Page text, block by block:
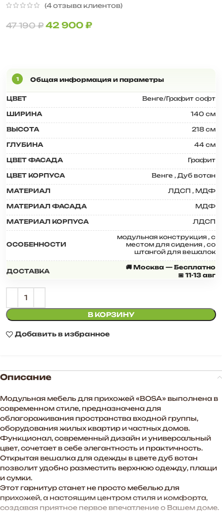
(4отзыва клиентов)
47 190₽ 42 900₽
ЦВЕТ Венге/Графит софт
ШИРИНА 140 см
ВЫСОТА 218 см
ГЛУБИНА 44 см
ЦВЕТ ФАСАДА Графит
ЦВЕТ КОРПУСА Венге , Дуб вотан
МАТЕРИАЛ ЛДСП , МДФ
МАТЕРИАЛ ФАСАДА МДФ
МАТЕРИАЛ КОРПУСА ЛДСП
ОСОБЕННОСТИ
модульная конструкция , с
местом для сидения , со
штангой для вешалок
ДОСТАВКА
🚚 Москва — Бесплатно
📅 11-13 авг
В КОРЗИНУ
Добавить в избранное
Описание
Модульная мебель для прихожей «BOSA» выполнена в
современном стиле, предназначена для
облагораживания пространства входной группы,
оборудования жилых квартир и частных домов.
Функционал, современный дизайн и универсальный
цвет, сочетает в себе элегантность и практичность.
Открытая вешалка для одежды в цвете дуб вотан
позволит удобно разместить верхнюю одежду, плащи
и сумки.
Этот гарнитур станет не просто мебелью для
прихожей, а настоящим центром стиля и комфорта,
создавая приятное первое впечатление о Вашем доме.